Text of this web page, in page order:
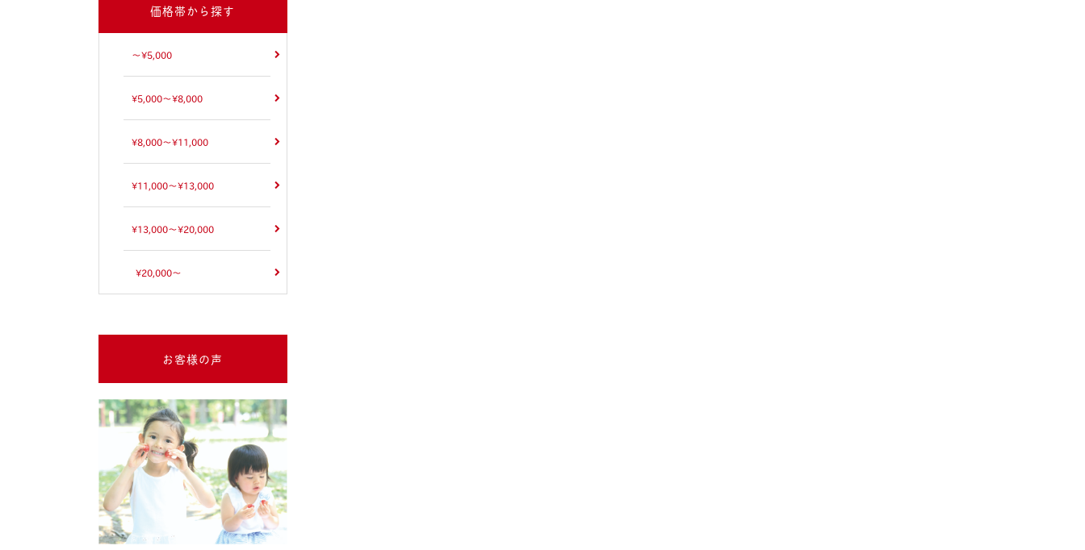
価格帯から探す
～¥5,000
¥5,000～¥8,000
¥8,000～¥11,000
¥11,000～¥13,000
¥13,000～¥20,000
¥20,000～
お客様の声